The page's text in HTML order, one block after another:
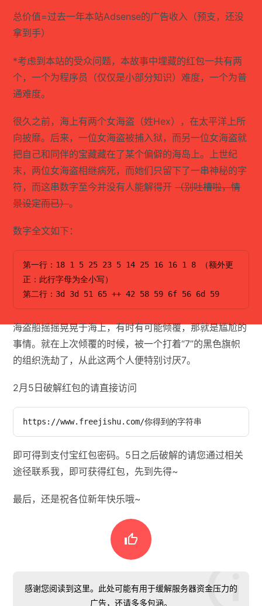
总价值=过去一年本站Adsense的广告收入（预支，还没
拿到手）
*考虑到本站的受众问题，本故事中埋藏的红包一共有两
个，一个为程序员（仅仅是小部分知识）难度，一个为普
通难度。
很久之前，海上有两个女海盗（姓Hex），在太平洋上所
向披靡。后来，一位女海盗被捕入狱，而另一位女海盗就
把自己和同伴的宝藏藏在了某个偏僻的海岛上。上世纪
末，两位女海盗相继病死，而她们只留下了一串神秘的字
符，而这串数字至今并没有人能解得开（别吐槽啦，情
景设定而已）。
数字全文如下：
第一行：18 1 5 25 23 5 14 25 16 16 1 8 （额外更
正：此行字母为全小写）
第二行：3d 3d 51 65 ++ 42 58 59 6f 56 6d 59
海盗船摇摇晃晃于海上，有时有可能倾覆，那就是尴尬的
事情。就在上次倾覆的时候，被一个打着“7”的黑色旗帜
的组织洗劫了，从此这两个人便特别讨厌7。
2月5日破解红包的请直接访问
https://www.freejishu.com/你得到的字符串
即可得到支付宝红包密码。5日之后破解的请您通过相关
途径联系我，即可获得红包，先到先得~
最后，还是祝各位新年快乐哦~

感谢您阅读到这里。此处可能有用于缓解服务器资金压力的
广告，还请多多包涵。